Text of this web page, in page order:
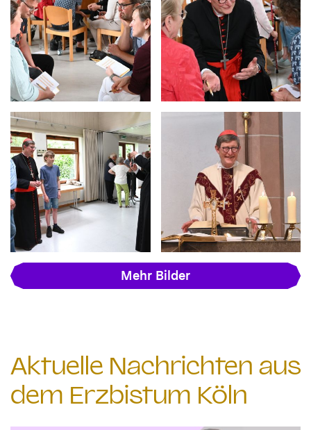
Mehr Bilder
Aktuelle Nachrichten aus
dem Erzbistum Köln